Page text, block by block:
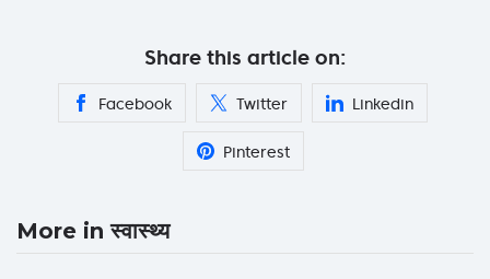
Share this article on:
Facebook Twitter Linkedin
Pinterest
More in स्वास्थ्य